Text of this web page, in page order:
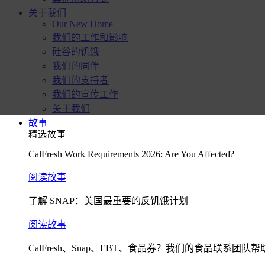
关于我们
Our New Home
我们的工作和影响
硅谷的饥饿
我们的同伴
我们的支持者
我们的宣传工作
关于我们
故事
精选故事
CalFresh Work Requirements 2026: Are You Affected?
阅读故事
了解 SNAP：美国最重要的反饥饿计划
阅读故事
CalFresh、Snap、EBT、食品券？我们的食品联系团队帮